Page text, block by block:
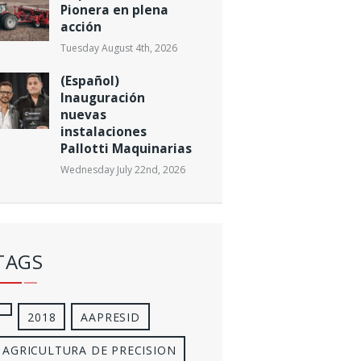
Pionera en plena
acción
Tuesday August 4th, 2026
(Español)
Inauguración
nuevas
instalaciones
Pallotti Maquinarias
Wednesday July 22nd, 2026
2018 AAPRESID
AGRICULTURA DE PRECISION